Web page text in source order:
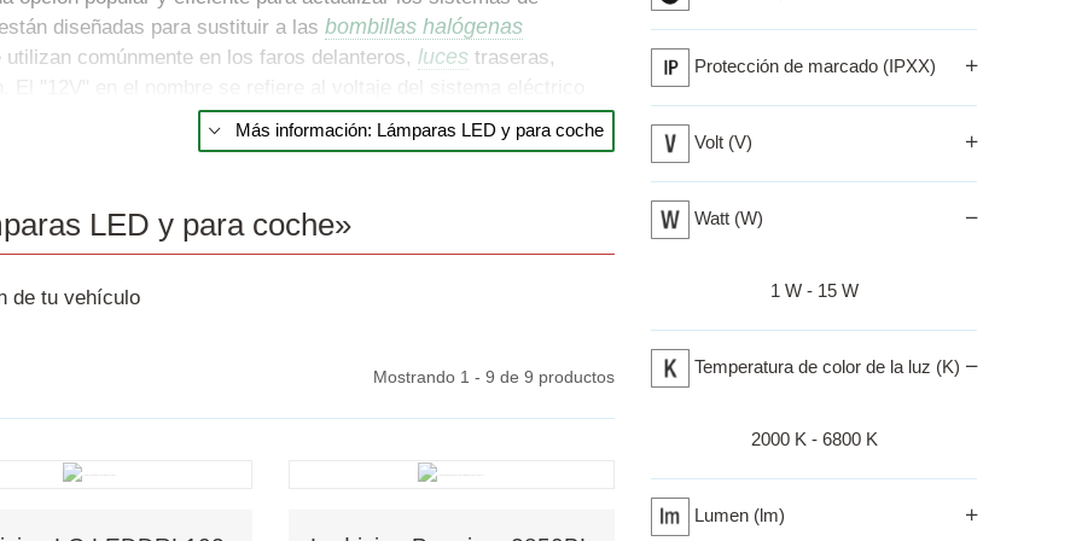
están diseñadas para sustituir a las bombillas halógenas
comúnmente en los faros delanteros, luces traseras,
una batería de 12 voltios.
de su coche. Más brillante y más moderna que la mayoría de
Led se consigue un efecto de luz completamente nuevo.
de 4000 a 6800 Kelvin - de blanco cálido intenso
y un diseño moderno.
Más información: Lámparas LED y para coche
LED y para coche»
de tu vehículo
de la página. Mostrando 1 - 9 de 9 productos
Protección de marcado (IPXX)
Volt (V)
Watt (W)
1 W - 15 W
Temperatura de color de la luz (K)
Izberi razpon2000 K - 6800 K
Lumen (lm)